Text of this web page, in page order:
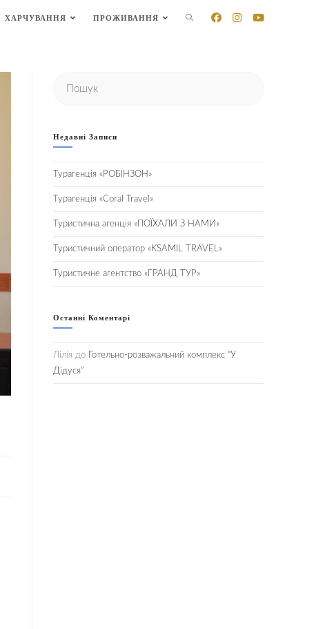
ХАРЧУВАННЯ ПРОЖИВАННЯ
Недавні Записи
Турагенція «РОБІНЗОН»
Турагенція «Coral Travel»
Туристична агенція «ПОЇХАЛИ З НАМИ»
Туристичний оператор «KSAMIL TRAVEL»
Туристичне агентство «ГРАНД ТУР»
Останні Коментарі
Лілія до
Готельно-розважальний комплекс “У
Дідуся”